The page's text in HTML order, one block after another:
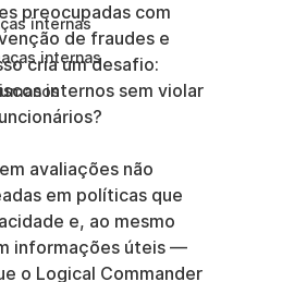
internas
internas
preocupadas com
de fraudes e
cria um desafio:
internos sem violar
avaliações não
em políticas que
e, ao mesmo
informações úteis —
o Logical Commander